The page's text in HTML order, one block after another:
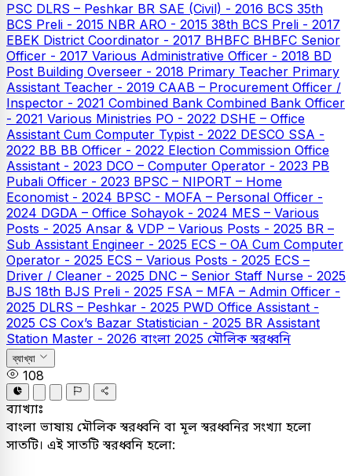
PSC DLRS – Peshkar BR SAE (Civil) - 2016 BCS 35th
BCS Preli - 2015 NBR ARO - 2015 38th BCS Preli - 2017
EBEK District Coordinator - 2017 BHBFC BHBFC Senior
Officer - 2017 Various Administrative Officer - 2018 BD
Post Building Overseer - 2018 Primary Teacher Primary
Assistant Teacher - 2019 CAAB – Procurement Officer /
Inspector - 2021 Combined Bank Combined Bank Officer
- 2021 Various Ministries PO - 2022 DSHE – Office
Assistant Cum Computer Typist - 2022 DESCO SSA -
2022 BB BB Officer - 2022 Election Commission Office
Assistant - 2023 DCO – Computer Operator - 2023 PB
Pubali Officer - 2023 BPSC – NIPORT – Home
Economist - 2024 BPSC - MOFA – Personal Officer -
2024 DGDA – Office Sohayok - 2024 MES – Various
Posts - 2025 Ansar & VDP – Various Posts - 2025 BR –
Sub Assistant Engineer - 2025 ECS – OA Cum Computer
Operator - 2025 ECS – Various Posts - 2025 ECS –
Driver / Cleaner - 2025 DNC – Senior Staff Nurse - 2025
BJS 18th BJS Preli - 2025 FSA – MFA – Admin Officer -
2025 DLRS – Peshkar - 2025 PWD Office Assistant -
2025 CS Cox’s Bazar Statistician - 2025 BR Assistant
Station Master - 2026 বাংলা 2025 মৌলিক স্বরধ্বনি
ব্যাখ্যা
108
ব্যাখ্যাঃ
বাংলা ভাষায় মৌলিক স্বরধ্বনি বা মূল স্বরধ্বনির সংখ্যা হলো
সাতটি। এই সাতটি স্বরধ্বনি হলো: